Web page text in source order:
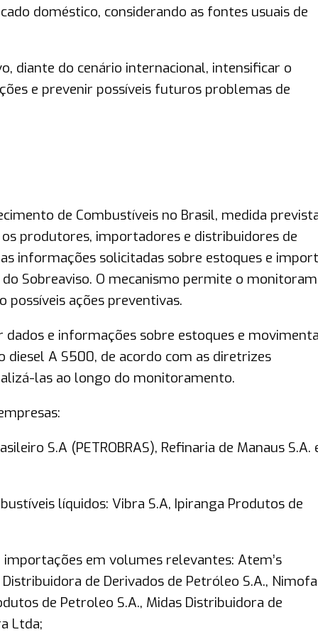
doméstico, considerando as fontes usuais de
diante do cenário internacional, intensificar o
e prevenir possíveis futuros problemas de
de Combustíveis no Brasil, medida
produtores, importadores e distribuidores de
informações solicitadas sobre estoques e
Sobreaviso. O mecanismo permite o
possíveis ações preventivas.
e informações sobre estoques e
diesel A S500, de acordo com as diretrizes
las ao longo do monitoramento.
S.A (PETROBRAS), Refinaria de Manaus S.A.
líquidos: Vibra S.A, Ipiranga Produtos de
em volumes relevantes: Atem’s
de Derivados de Petróleo S.A.,
de Petroleo S.A., Midas Distribuidora de
Ltda;